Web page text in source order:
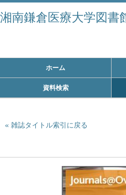
湘南鎌倉医療大学図書
ホーム
資料検索
雑誌タイトル索引に戻る